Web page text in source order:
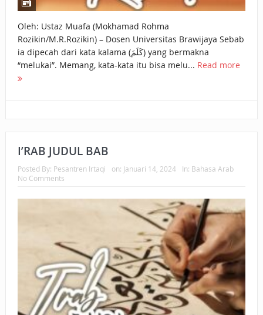
Oleh: Ustaz Muafa (Mokhamad Rohma
Rozikin/M.R.Rozikin) – Dosen Universitas Brawijaya Sebab
ia dipecah dari kata kalama (كَلَمَ) yang bermakna
“melukai”. Memang, kata-kata itu bisa melu... Read more
I’RAB JUDUL BAB
Posted By: Pesantren Irtaqi on: Januari 14, 2024 In: Bahasa Arab
No Comments